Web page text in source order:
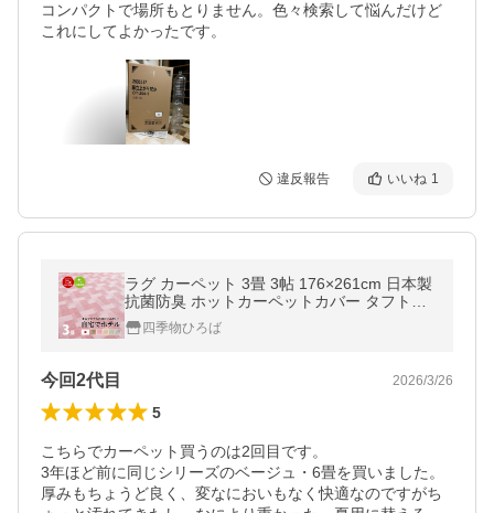
コンパクトで場所もとりません。色々検索して悩んだけど
これにしてよかったです。
違反報告 いいね 1
ラグ カーペット 3畳 3帖 176×261cm 日本製
抗菌防臭 ホットカーペットカバー タフトラ
グ 敷き詰め シンプル バール BH-25000
四季物ひろば
今回2代目 2026/3/26
5
こちらでカーペット買うのは2回目です。
3年ほど前に同じシリーズのベージュ・6畳を買いました。
厚みもちょうど良く、変なにおいもなく快適なのですがち